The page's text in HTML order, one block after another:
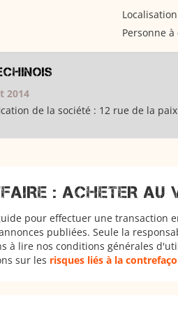
Personne
2014
de la société : 12 rue de la paix
: ACHETER AU
pour effectuer une transaction
publiées. Seule la
à lire nos conditions générales
sur les risques liés à la